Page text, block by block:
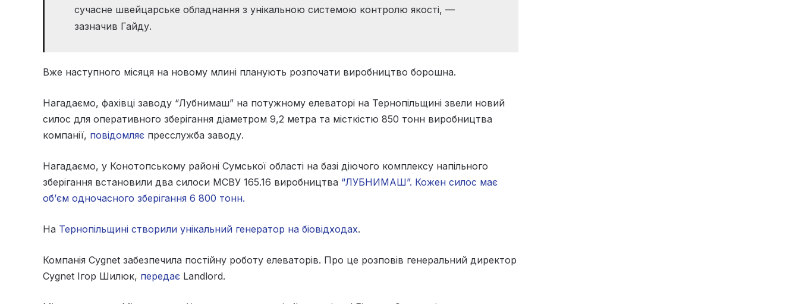
сучасне швейцарське обладнання з унікальною системою контролю якості, —
зазначив Гайду.
Вже наступного місяця на новому млині планують розпочати виробництво борошна.
Нагадаємо, фахівці заводу “Лубнимаш” на потужному елеваторі на Тернопільщині звели новий
силос для оперативного зберігання діаметром 9,2 метра та місткістю 850 тонн виробництва
компанії, повідомляє пресслужба заводу.
Нагадаємо, у Конотопському районі Сумської області на базі діючого комплексу напільного
зберігання встановили два силоси МСВУ 165.16 виробництва “ЛУБНИМАШ”. Кожен силос має
об’єм одночасного зберігання 6 800 тонн.
На Тернопільщині створили унікальний генератор на біовідходах.
Компанія Cygnet забезпечила постійну роботу елеваторів. Про це розповів генеральний директор
Cygnet Ігор Шилюк, передає Landlord.